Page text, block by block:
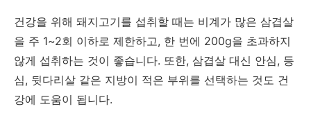
건강을 위해 돼지고기를 섭취할 때는 비계가 많은 삼겹살
을 주 1~2회 이하로 제한하고, 한 번에 200g을 초과하지
않게 섭취하는 것이 좋습니다. 또한, 삼겹살 대신 안심, 등
심, 뒷다리살 같은 지방이 적은 부위를 선택하는 것도 건
강에 도움이 됩니다.